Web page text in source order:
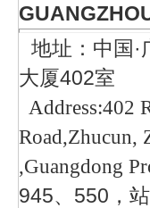
地址：中国
大厦402室
Address:402
Road,Zhucun,
,Guangdong
945、550，